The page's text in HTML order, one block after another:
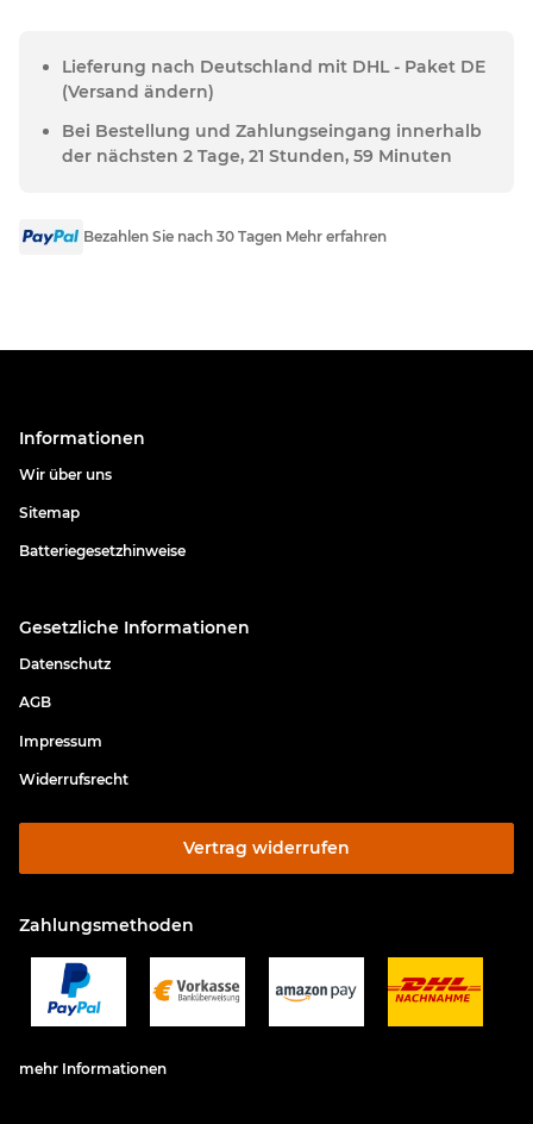
Lieferung nach Deutschland mit DHL - Paket DE
(Versand ändern)
Bei Bestellung und Zahlungseingang innerhalb
der nächsten 2 Tage, 21 Stunden, 59 Minuten
Bezahlen Sie nach 30 Tagen Mehr erfahren
Informationen
Wir über uns
Sitemap
Batteriegesetzhinweise
Gesetzliche Informationen
Datenschutz
AGB
Impressum
Widerrufsrecht
Vertrag widerrufen
Zahlungsmethoden
mehr Informationen